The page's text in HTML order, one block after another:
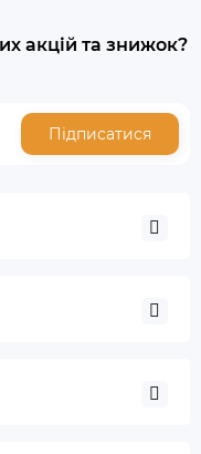
акцій та знижок?
Підписатися